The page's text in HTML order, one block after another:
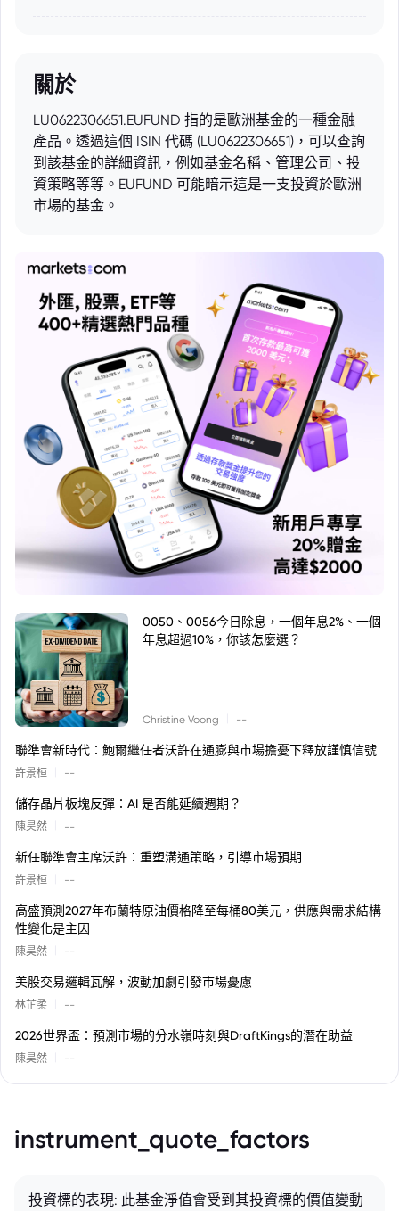
關於
LU0622306651.EUFUND 指的是歐洲基金的一種金融
產品。透過這個 ISIN 代碼 (LU0622306651)，可以查詢
到該基金的詳細資訊，例如基金名稱、管理公司、投
資策略等等。EUFUND 可能暗示這是一支投資於歐洲
市場的基金。
0050、0056今日除息，一個年息2%、一個
年息超過10%，你該怎麼選？
Christine Voong --
聯準會新時代：鮑爾繼任者沃許在通膨與市場擔憂下釋放謹慎信號
許景桓 --
儲存晶片板塊反彈：AI 是否能延續週期？
陳昊然 --
新任聯準會主席沃許：重塑溝通策略，引導市場預期
許景桓 --
高盛預測2027年布蘭特原油價格降至每桶80美元，供應與需求結構
性變化是主因
陳昊然 --
美股交易邏輯瓦解，波動加劇引發市場憂慮
林芷柔 --
2026世界盃：預測市場的分水嶺時刻與DraftKings的潛在助益
陳昊然 --
instrument_quote_factors
投資標的表現: 此基金淨值會受到其投資標的價值變動